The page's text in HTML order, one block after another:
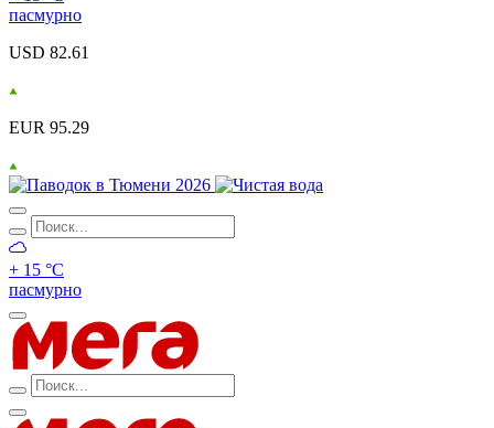
пасмурно
USD 82.61
EUR 95.29
+ 15 °С
пасмурно